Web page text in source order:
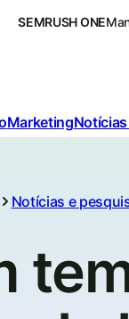
SEMRUSH ONE
Marketing
Notícias e